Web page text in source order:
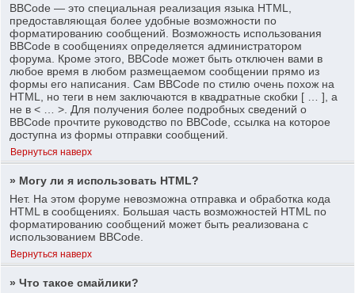
BBCode — это специальная реализация языка HTML,
предоставляющая более удобные возможности по
форматированию сообщений. Возможность использования
BBCode в сообщениях определяется администратором
форума. Кроме этого, BBCode может быть отключен вами в
любое время в любом размещаемом сообщении прямо из
формы его написания. Сам BBCode по стилю очень похож на
HTML, но теги в нем заключаются в квадратные скобки [ … ], а
не в < … >. Для получения более подробных сведений о
BBCode прочтите руководство по BBCode, ссылка на которое
доступна из формы отправки сообщений.
Вернуться наверх
» Могу ли я использовать HTML?
Нет. На этом форуме невозможна отправка и обработка кода
HTML в сообщениях. Большая часть возможностей HTML по
форматированию сообщений может быть реализована с
использованием BBCode.
Вернуться наверх
» Что такое смайлики?